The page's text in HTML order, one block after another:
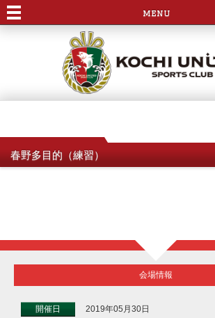
menu
春野多目的（練習）
会場情報
開催日 2019年05月30日